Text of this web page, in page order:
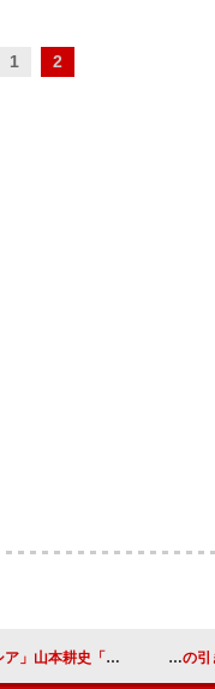
1 2
、役者のエネルギーが一つになる結束力がある」